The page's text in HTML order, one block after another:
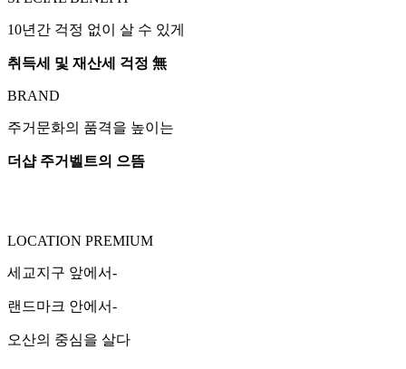
10년간 걱정 없이 살 수 있게
취득세 및 재산세 걱정 無
BRAND
주거문화의 품격을 높이는
더샵 주거벨트의 으뜸
LOCATION PREMIUM
세교지구 앞에서-
랜드마크 안에서-
오산의 중심을 살다